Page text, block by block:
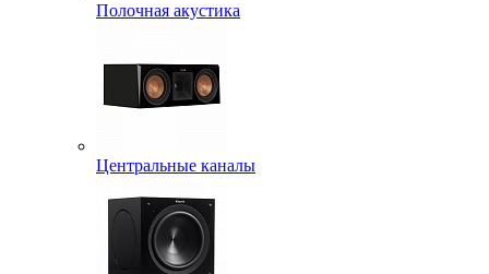
Полочная акустика
Центральные каналы